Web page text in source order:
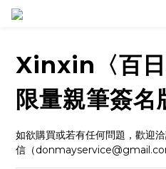
Xinxin〈百日
限量親筆簽名
如欲購買或若有任何問題，歡迎
信（